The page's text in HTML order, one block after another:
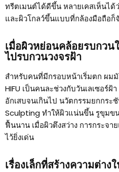
ทรีตเมนต์ได้ดีขึ้น หลายเคสเห็นได้
และผิวโกลว์ขึ้นแบบที่กล้องมือถือก็
เมื่อผิวหย่อนคล้อยรบกวน
ไปรบกวนวงจรฝ้า
สำหรับคนที่มีกรอบหน้าเริ่มตก ผม
HIFU เป็นคนละช่วงกับวันเลเซอร์
อักเสบจนเกินไป นวัตกรรมยกกระ
Sculpting ทำให้ผิวแน่นขึ้น รูขุมข
ฟื้นนาน เมื่อผิวตึงสว่าง การกระจ
ไว้ยิ่งเด่น
เรื่องเล็กที่สร้างความต่าง